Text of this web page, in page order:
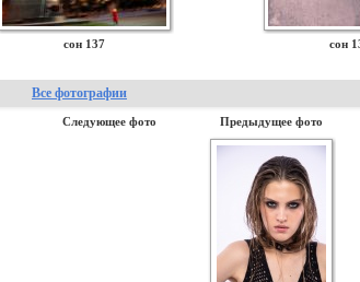
сон 137 сон
Все фотографии
Следующее фото Предыдущее фото